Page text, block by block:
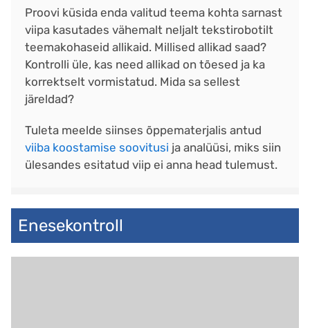
Proovi küsida enda valitud teema kohta sarnast
viipa kasutades vähemalt neljalt tekstirobotilt
teemakohaseid allikaid. Millised allikad saad?
Kontrolli üle, kas need allikad on tõesed ja ka
korrektselt vormistatud. Mida sa sellest
järeldad?
Tuleta meelde siinses õppematerjalis antud
viiba koostamise soovitusi ja analüüsi, miks siin
ülesandes esitatud viip ei anna head tulemust.
Enesekontroll